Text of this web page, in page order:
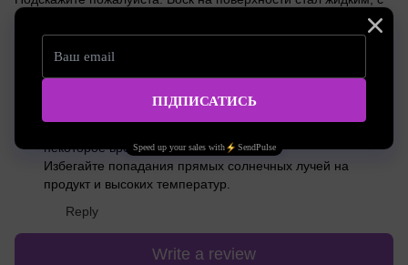
этим можно что-то сделать?
Юля, возможно, воск попал под солнце или в жару и
некоторое время, воск должен застыть.
Избегайте попадания прямых солнечных лучей на
продукт и высоких температур.
Reply
Write a review